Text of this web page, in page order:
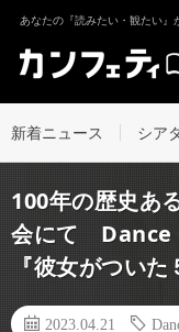
あなたの『読みたい・観たい』
新着ニュース シア
100年の歴史あ
会にて Dance
『彼女がつい
2023.04.21